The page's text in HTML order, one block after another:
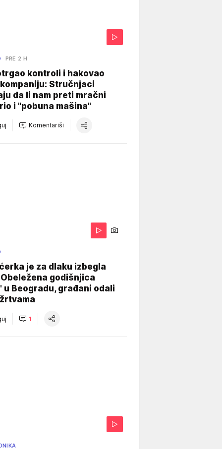
PRE 2 H
kontroli i hakovao
Stručnjaci
da li nam preti mračni
i "pobuna mašina"
Komentariši
je za dlaku izbegla
godišnjica
u Beogradu, građani odali
1